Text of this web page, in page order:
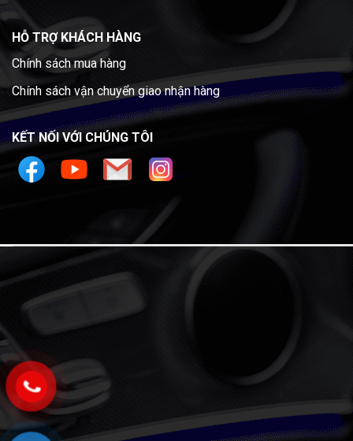
HỖ TRỢ KHÁCH HÀNG
Chính sách mua hàng
Chính sách vận chuyển giao nhận hàng
KẾT NỐI VỚI CHÚNG TÔI